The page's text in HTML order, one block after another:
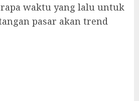
waktu yang lalu untuk
pasar akan trend